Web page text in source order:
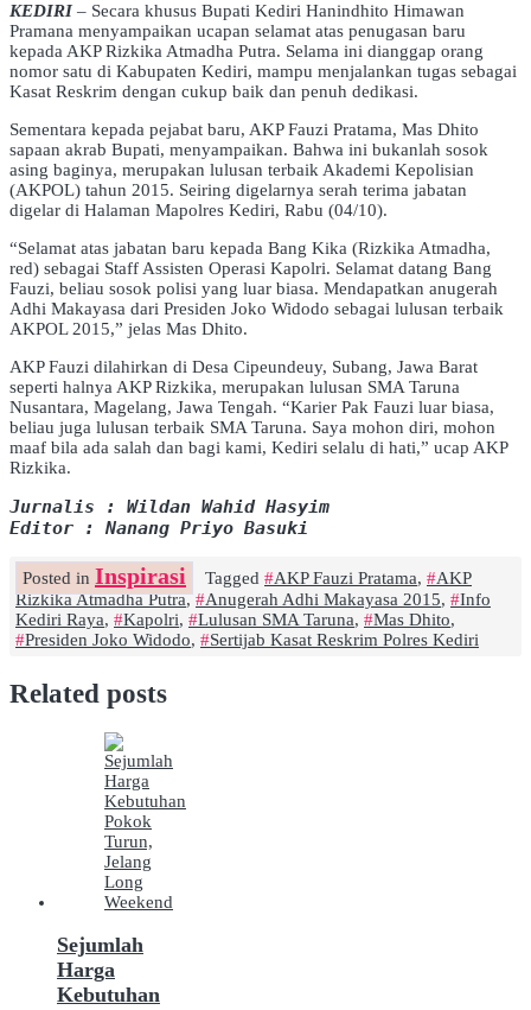
KEDIRI– Secara khusus Bupati Kediri Hanindhito Himawan
Pramana menyampaikan ucapan selamat atas penugasan baru
kepada AKP Rizkika Atmadha Putra. Selama ini dianggap orang
nomor satu di Kabupaten Kediri, mampu menjalankan tugas sebagai
Kasat Reskrim dengan cukup baik dan penuh dedikasi.
Sementara kepada pejabat baru, AKP Fauzi Pratama, Mas Dhito
sapaan akrab Bupati, menyampaikan. Bahwa ini bukanlah sosok
asing baginya, merupakan lulusan terbaik Akademi Kepolisian
(AKPOL) tahun 2015. Seiring digelarnya serah terima jabatan
digelar di Halaman Mapolres Kediri, Rabu (04/10).
“Selamat atas jabatan baru kepada Bang Kika (Rizkika Atmadha,
red) sebagai Staff Assisten Operasi Kapolri. Selamat datang Bang
Fauzi, beliau sosok polisi yang luar biasa. Mendapatkan anugerah
Adhi Makayasa dari Presiden Joko Widodo sebagai lulusan terbaik
AKPOL 2015,” jelas Mas Dhito.
AKP Fauzi dilahirkan di Desa Cipeundeuy, Subang, Jawa Barat
seperti halnya AKP Rizkika, merupakan lulusan SMA Taruna
Nusantara, Magelang, Jawa Tengah. “Karier Pak Fauzi luar biasa,
beliau juga lulusan terbaik SMA Taruna. Saya mohon diri, mohon
maaf bila ada salah dan bagi kami, Kediri selalu di hati,” ucap AKP
Rizkika.
Jurnalis : Wildan Wahid Hasyim
Editor : Nanang Priyo Basuki
Posted in Inspirasi Tagged AKP Fauzi Pratama,
AKP
Rizkika Atmadha Putra, Anugerah Adhi Makayasa 2015,
Info
Kediri Raya, Kapolri, Lulusan SMA Taruna, Mas Dhito,
Presiden Joko Widodo, Sertijab Kasat Reskrim Polres Kediri
Related posts
Sejumlah
Harga
Kebutuhan